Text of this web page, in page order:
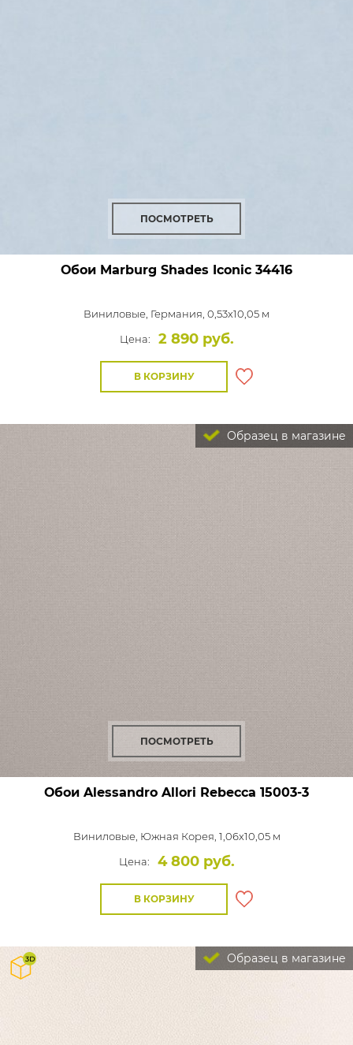
ПОСМОТРЕТЬ
Обои Marburg Shades Iconic 34416
Виниловые, Германия, 0,53x10,05 м
Цена:
2 890 руб.
В КОРЗИНУ
Образец в магазине
ПОСМОТРЕТЬ
Обои Alessandro Allori Rebecca 15003-3
Виниловые, Южная Корея, 1,06x10,05 м
Цена:
4 800 руб.
В КОРЗИНУ
Образец в магазине